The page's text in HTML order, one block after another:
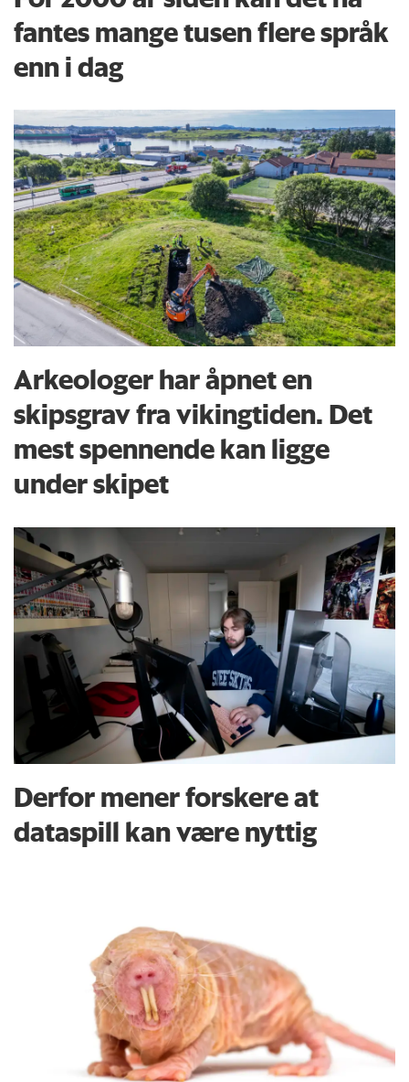
fantes mange tusen flere språk
enn i dag
Arkeologer har åpnet en
skipsgrav fra vikingtiden. Det
mest spennende kan ligge
under skipet
Derfor mener forskere at
dataspill kan være nyttig